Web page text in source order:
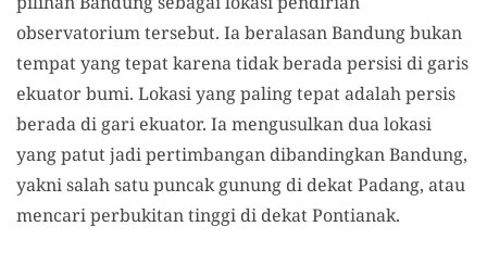
observatorium tersebut. Ia beralasan Bandung bukan
tempat yang tepat karena tidak berada persisi di garis
ekuator bumi. Lokasi yang paling tepat adalah persis
berada di gari ekuator. Ia mengusulkan dua lokasi
yang patut jadi pertimbangan dibandingkan Bandung,
yakni salah satu puncak gunung di dekat Padang, atau
mencari perbukitan tinggi di dekat Pontianak.